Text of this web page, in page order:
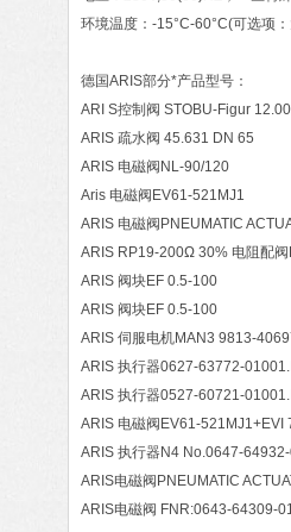
环境温度：-15°C-60°C(可选项
德国ARIS部分*产品型号：
ARI S控制阀 STOBU-Figur
ARIS 疏水阀 45.631 DN 65
ARIS 电磁阀NL-90/120
Aris 电磁阀EV61-521MJ1
ARIS 电磁阀PNEUMATIC
ARIS RP19-200Ω 30% 电阻配
ARIS 阀块EF 0.5-100
ARIS 阀块EF 0.5-100
ARIS 伺服电机MAN3 9813-
ARIS 执行器0627-63772-
ARIS 执行器0527-60721-
ARIS 电磁阀EV61-521MJ1+EVI
ARIS 执行器N4 No.0647-
ARIS电磁阀PNEUMATIC
ARIS电磁阀 FNR:0643-64309-